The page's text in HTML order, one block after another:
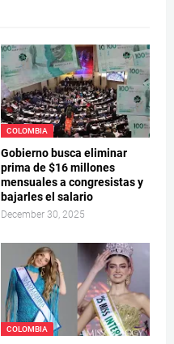
COLOMBIA
Gobierno busca eliminar
prima de $16 millones
mensuales a congresistas y
bajarles el salario
December 30, 2025
COLOMBIA